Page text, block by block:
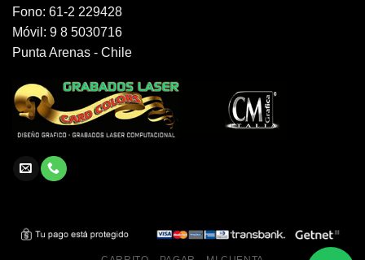
Fono: 61-2 229428
Móvil: 9 8 5030716
Punta Arenas - Chile